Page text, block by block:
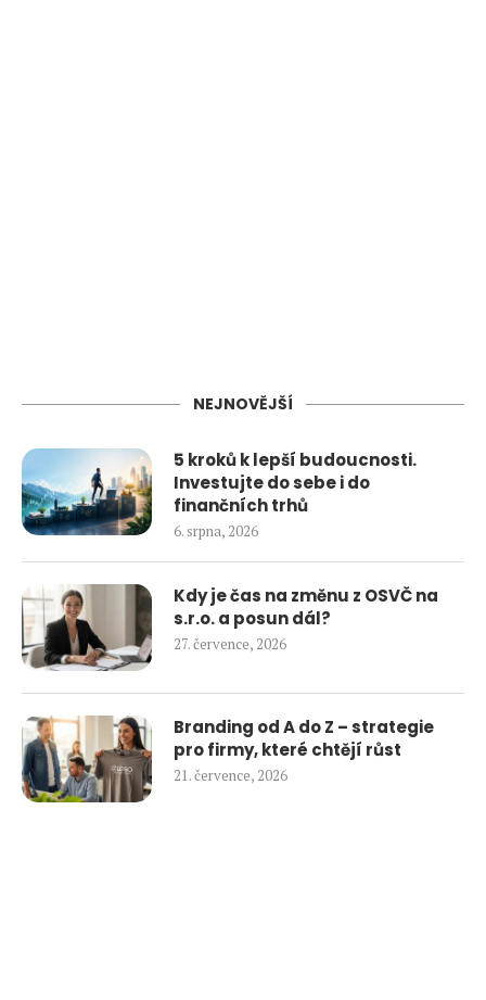
NEJNOVĚJŠÍ
5 kroků k lepší budoucnosti.
Investujte do sebe i do
finančních trhů
6. srpna, 2026
Kdy je čas na změnu z OSVČ na
s.r.o. a posun dál?
27. července, 2026
Branding od A do Z – strategie
pro firmy, které chtějí růst
21. července, 2026